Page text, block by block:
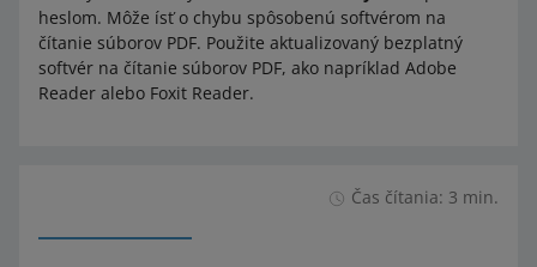
heslom. Môže ísť o chybu spôsobenú softvérom na
čítanie súborov PDF. Použite aktualizovaný bezplatný
softvér na čítanie súborov PDF, ako napríklad Adobe
Reader alebo Foxit Reader.
Čas čítania: 3 min.